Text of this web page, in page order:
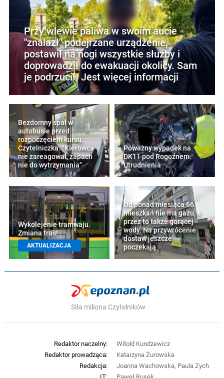
Przy wlewie paliwa w swoim aucie
"znalazł" podejrzane urządzenie,
postawił na nogi wszystkie służby i
doprowadził do ewakuacji okolicy. Sam
je podrzucił. Jest więcej informacji
Bezdomny spał w
autobusie przed
rozpoczęciem kursu.
Czytelniczka: "Kierowca
nie zareagował, zapach
nie do wytrzymania"
Poważny wypadek na
DK11 pod Rogoźnem.
Utrudnienia
Wykolejenie tramwaju.
Zmiana tras!
AKTUALIZACJA
Od ponad miesiąca 66
mieszkań nie ma gazu, a
przez to także gorącej
wody. Na przywrócenie
dostaw jeszcze
poczekają
Siła miliona Czytelników
Redaktor naczelny:
Witold Kundzewicz
Redaktor prowadząca:
Katarzyna Żurowska
Redakcja:
Joanna Wachowska, Paula Zych